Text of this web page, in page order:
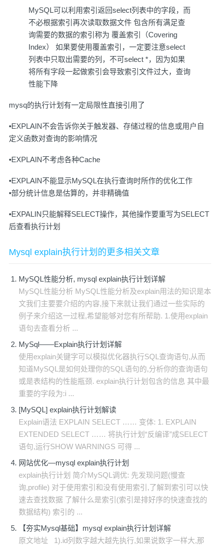
MySQL可以利用索引返回select列表中的字段，而
不必根据索引再次读取数据文件 包含所有满足查
询需要的数据的索引称为 覆盖索引（Covering
Index） 如果要使用覆盖索引，一定要注意select
列表中只取出需要的列，不可select *，因为如果
将所有字段一起做索引会导致索引文件过大，查询
性能下降
mysq的执行计划有一定局限性直接引用了
•EXPLAIN不会告诉你关于触发器、存储过程的信息或用户自
定义函数对查询的影响情况
•EXPLAIN不考虑各种Cache
•EXPLAIN不能显示MySQL在执行查询时所作的优化工作
•部分统计信息是估算的，并非精确值
•EXPALIN只能解释SELECT操作，其他操作要重写为SELECT
后查看执行计划
Mysql explain执行计划的更多相关文章
MySQL性能分析, mysql explain执行计划详解
MySQL性能分析 MySQL性能分析及explain用法的知识是本
文我们主要要介绍的内容,接下来就让我们通过一些实际的
例子来介绍这一过程,希望能够对您有所帮助. 1.使用explain
语句去查看分析 ...
MySql——Explain执行计划详解
使用explain关键字可以模拟优化器执行SQL查询语句,从而
知道MySQL是如何处理你的SQL语句的,分析你的查询语句
或是表结构的性能瓶颈. explain执行计划包含的信息 其中最
重要的字段为:i ...
[MySQL] explain执行计划解读
Explain语法 EXPLAIN SELECT …… 变体: 1. EXPLAIN
EXTENDED SELECT …… 将执行计划“反编译”成SELECT
语句,运行SHOW WARNINGS 可得 ...
网站优化—mysql explain执行计划
explain执行计划 简介MySQL调优: 先发现问题(慢查
询,profile) 对于使用索引和没有使用索引,了解到索引可以快
速去查找数据 了解什么是索引(索引是排好序的快速查找的
数据结构) 索引的 ...
【夯实Mysql基础】mysql explain执行计划详解
原文地址 1).id列数字越大越先执行,如果说数字一样大,那